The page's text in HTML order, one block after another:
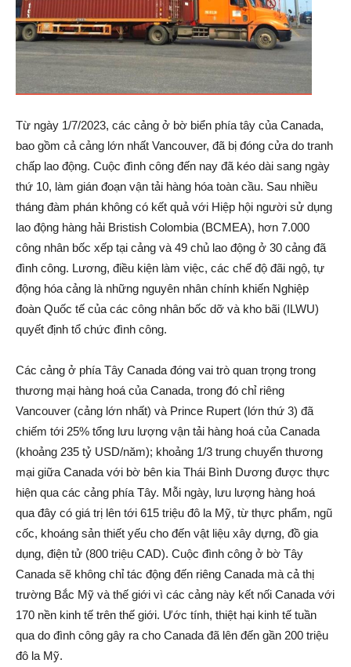
Từ ngày 1/7/2023, các cảng ở bờ biển phía tây của Canada,
bao gồm cả cảng lớn nhất Vancouver, đã bị đóng cửa do tranh
chấp lao động. Cuộc đình công đến nay đã kéo dài sang ngày
thứ 10, làm gián đoạn vận tải hàng hóa toàn cầu. Sau nhiều
tháng đàm phán không có kết quả với Hiệp hội người sử dụng
lao động hàng hải Bristish Colombia (BCMEA), hơn 7.000
công nhân bốc xếp tại cảng và 49 chủ lao động ở 30 cảng đã
đình công. Lương, điều kiện làm việc, các chế độ đãi ngộ, tự
động hóa cảng là những nguyên nhân chính khiến Nghiệp
đoàn Quốc tế của các công nhân bốc dỡ và kho bãi (ILWU)
quyết định tổ chức đình công.
Các cảng ở phía Tây Canada đóng vai trò quan trọng trong
thương mại hàng hoá của Canada, trong đó chỉ riêng
Vancouver (cảng lớn nhất) và Prince Rupert (lớn thứ 3) đã
chiếm tới 25% tổng lưu lượng vận tải hàng hoá của Canada
(khoảng 235 tỷ USD/năm); khoảng 1/3 trung chuyển thương
mại giữa Canada với bờ bên kia Thái Bình Dương được thực
hiện qua các cảng phía Tây. Mỗi ngày, lưu lượng hàng hoá
qua đây có giá trị lên tới 615 triệu đô la Mỹ, từ thực phẩm, ngũ
cốc, khoáng sản thiết yếu cho đến vật liệu xây dựng, đồ gia
dụng, điện tử (800 triệu CAD). Cuộc đình công ở bờ Tây
Canada sẽ không chỉ tác động đến riêng Canada mà cả thị
trường Bắc Mỹ và thế giới vì các cảng này kết nối Canada với
170 nền kinh tế trên thế giới. Ước tính, thiệt hại kinh tế tuần
qua do đình công gây ra cho Canada đã lên đến gần 200 triệu
đô la Mỹ.